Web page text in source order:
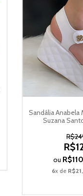
Sandália Anabela
Suzana
ou
6x de